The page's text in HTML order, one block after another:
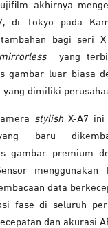
akhirnya
di Tokyo pada
bagi seri
mirrorless
yang
gambar luar biasa
dimiliki
stylish X-A7 ini
baru
gambar premium
menggunakan
data
fase di seluruh
dan akurasi